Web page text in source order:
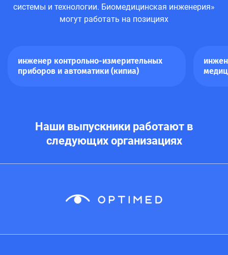
системы и технологии. Биомедицинская инженерия»
могут работать на позициях
инженер контрольно-измерительных
приборов и автоматики (кипиа)
Наши выпускники работают в
следующих организациях